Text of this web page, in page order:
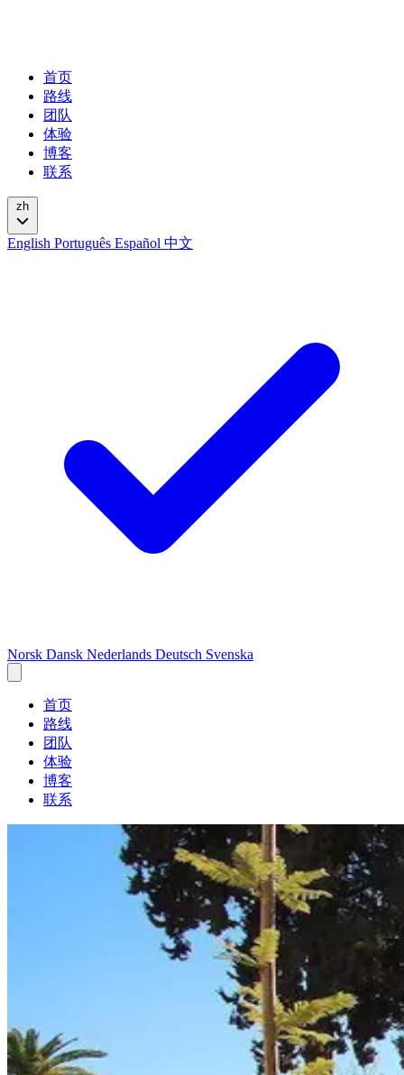
首页
路线
团队
体验
博客
联系
zh
English Português Español 中文
Norsk Dansk Nederlands Deutsch Svenska
首页
路线
团队
体验
博客
联系